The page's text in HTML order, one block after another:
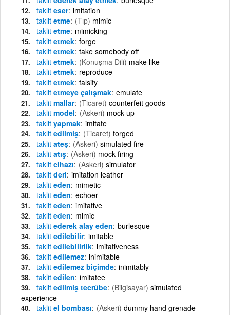
taklit eser imitation
taklit etme (Tıp) mimic
taklit etme mimicking
taklit etmek forge
taklit etmek take somebody off
taklit etmek (Konuşma Dili) make like
taklit etmek reproduce
taklit etmek falsify
taklit etmeye çalışmak emulate
taklit mallar (Ticaret) counterfeit goods
taklit model (Askeri) mock-up
taklit yapmak imitate
taklit edilmiş (Ticaret) forged
taklit ateş (Askeri) simulated fire
taklit atış (Askeri) mock firing
taklit cihazı (Askeri) simulator
taklit deri imitation leather
taklit eden mimetic
taklit eden echoer
taklit eden imitative
taklit eden mimic
taklit ederek alay eden burlesque
taklit edilebilir imitable
taklit edilebilirlik imitativeness
taklit edilemez inimitable
taklit edilemez biçimde inimitably
taklit edilen imitatee
taklit edilmiş tecrübe (Bilgisayar) simulated
experience
taklit el bombası (Askeri) dummy hand grenade